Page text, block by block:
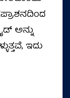
ಅನ್ನು
ಇದು